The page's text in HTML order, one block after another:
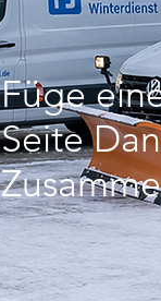
Füge
Seite